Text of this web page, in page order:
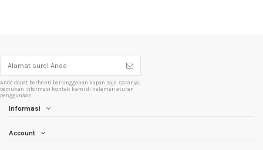
Anda dapat berhenti berlangganan kapan saja. Caranya,
temukan informasi kontak kami di halaman aturan
penggunaan.
Informasi
Account